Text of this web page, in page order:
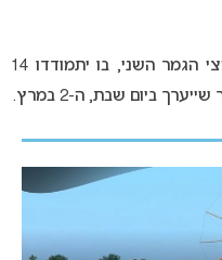
ביום חמישי, ה-29 בפברואר, ייערך חצי הגמר השני, בו יתמודדו 14
ביום שבת, ה-2 במרץ.